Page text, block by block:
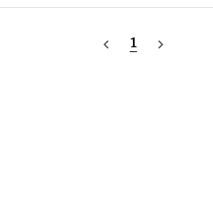
다. 저작권법 제1조에서 말하고 있는
상 발전에 이바지함을 목적으로 하고 있
navigate_before 1 navigate_next